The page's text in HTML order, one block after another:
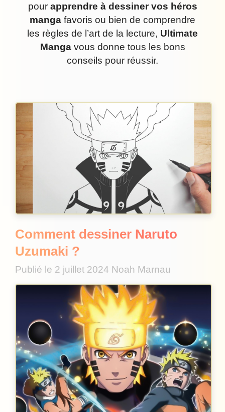
pour apprendre à dessiner vos héros
manga favoris ou bien de comprendre
les règles de l’art de la lecture, Ultimate
Mangavous donne tous les bons
conseils pour réussir.
Comment dessiner Naruto
Uzumaki ?
Publié le 2 juillet 2024 Noah Marnau